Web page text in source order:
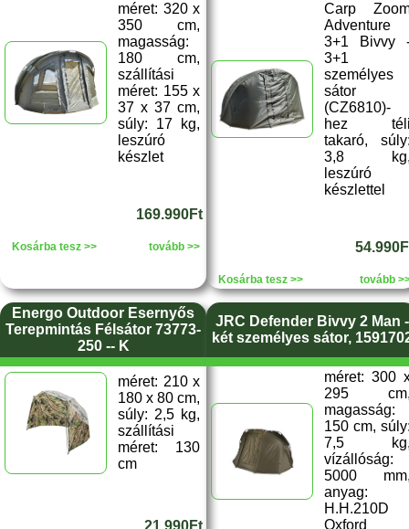
méret: 320 x
350 cm,
magasság:
180 cm,
szállítási
méret: 155 x
37 x 37 cm,
súly: 17 kg,
leszúró
készlet
169.990Ft
Kosárba tesz >> tovább >>
Carp
Adventure
3+1 Bivvy
3+1
személyes
sátor
(CZ6810)-
hez
takaró,
3,8
leszúró
készlettel
Kosárba tesz >> tovább
Energo Outdoor Esernyős
Terepmintás Félsátor 73773-
250 -- K
méret: 210 x
180 x 80 cm,
súly: 2,5 kg,
szállítási
méret: 130
cm
21.990Ft
JRC Defender Bivvy 2 Man -
két személyes sátor,
méret: 300
295
magasság:
150 cm,
7,5
vízállóság:
5000
anyag:
H.H.210D
Oxford